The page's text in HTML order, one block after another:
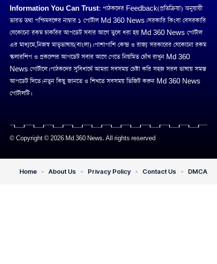
Information You Can Trust: পাঠকদের Feedback(প্রতিক্রিয়া) অনুয়ায়ী
ভারত তথা পশ্চিমবঙ্গের নাম্বার ১ পোর্টাল Md 360 News। সরকারি কিংবা বেসরকারি
যেকোনো রকম চাকরির আপডেট সবার আগে তুলে ধরা হয় Md 360 News পোর্টাল
এর মাধ্যমে,নিজস্ব মাতৃভাষায়(বাংলা)। পাশাপাশি কেন্দ্র ও রাজ্য সরকারের যেকোনো রকম
স্কলারশিপ ও প্রকল্পের আপডেট সবার আগে পেতে নিয়মিত চোঁখ রাখুন Md 360
News পোর্টালে। পাঠকদের সুবিধার্থে আমরা সবসময় চেষ্টা করি সহজ সরল ভাষায় সমস্ত
আপডেট দিতে। নতুন কিছু জানতে ও শিখতে সবসময় ভিজিট করুন Md 360 News
পোর্টালটি।
© Copyright © 2026 Md 360 News. All rights reserved
Home About Us Privacy Policy Contact Us DMCA